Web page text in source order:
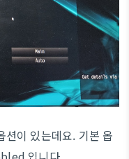
이 있는데요. 기본 옵